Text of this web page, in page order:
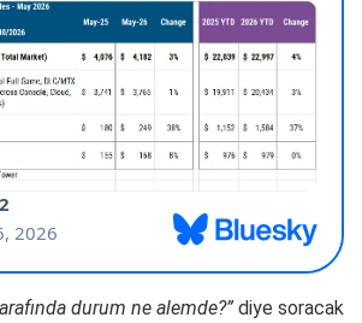
durum ne alemde?” diye soracak